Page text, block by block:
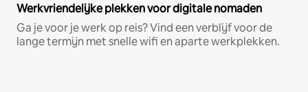
Werkvriendelijke plekken voor digitale nomaden
Ga je voor je werk op reis? Vind een verblijf voor de
lange termijn met snelle wifi en aparte werkplekken.